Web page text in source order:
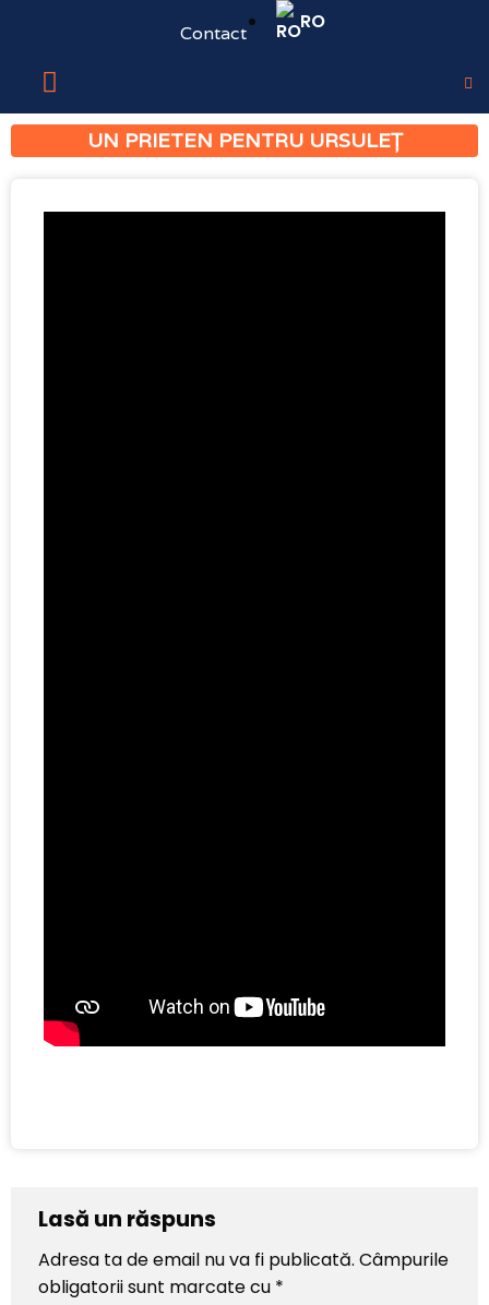
Contact RO
UN PRIETEN PENTRU URSULEȚ
Lasă un răspuns
Adresa ta de email nu va fi publicată. Câmpurile
obligatorii sunt marcate cu *